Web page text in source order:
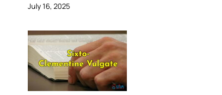
July 16, 2025